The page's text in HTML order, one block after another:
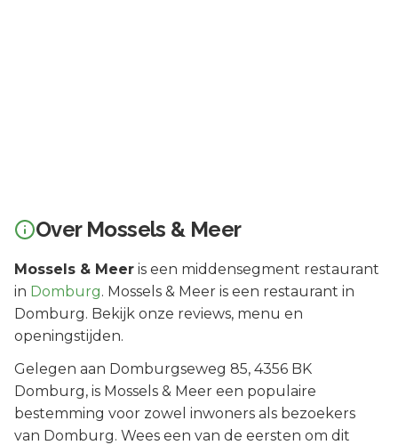
Over Mossels & Meer
Mossels & Meer is een middensegment restaurant
in Domburg. Mossels & Meer is een restaurant in
Domburg. Bekijk onze reviews, menu en
openingstijden.
Gelegen aan Domburgseweg 85, 4356 BK
Domburg, is Mossels & Meer een populaire
bestemming voor zowel inwoners als bezoekers
van Domburg. Wees een van de eersten om dit